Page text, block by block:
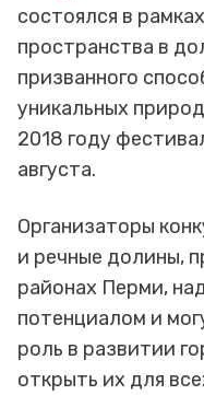
состоялся в
пространства в
призванного
уникальных
2018 году
августа.
Организаторы
и речные долины,
районах Перми,
потенциалом и
роль в развитии
открыть их для